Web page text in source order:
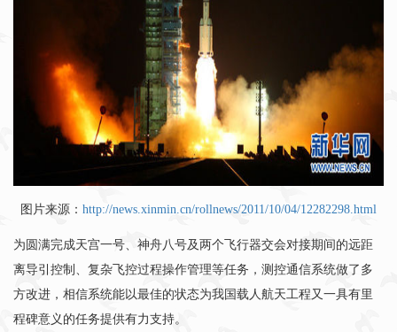
图片来源： http://news.xinmin.cn/rollnews/2011/10/04/12282298.html
为圆满完成天宫一号、神舟八号及两个飞行器交会对接期间的远距
离导引控制、复杂飞控过程操作管理等任务，测控通信系统做了多
方改进，相信系统能以最佳的状态为我国载人航天工程又一具有里
程碑意义的任务提供有力支持。